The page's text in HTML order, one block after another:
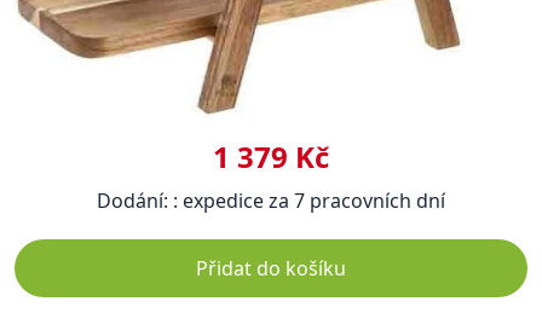
1 379 Kč
Dodání: : expedice za 7 pracovních dní
Přidat do košíku